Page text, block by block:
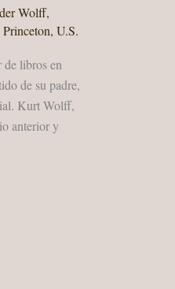
Wolff,
Princeton, U.S.
de libros en
de su padre,
Kurt Wolff,
anterior y